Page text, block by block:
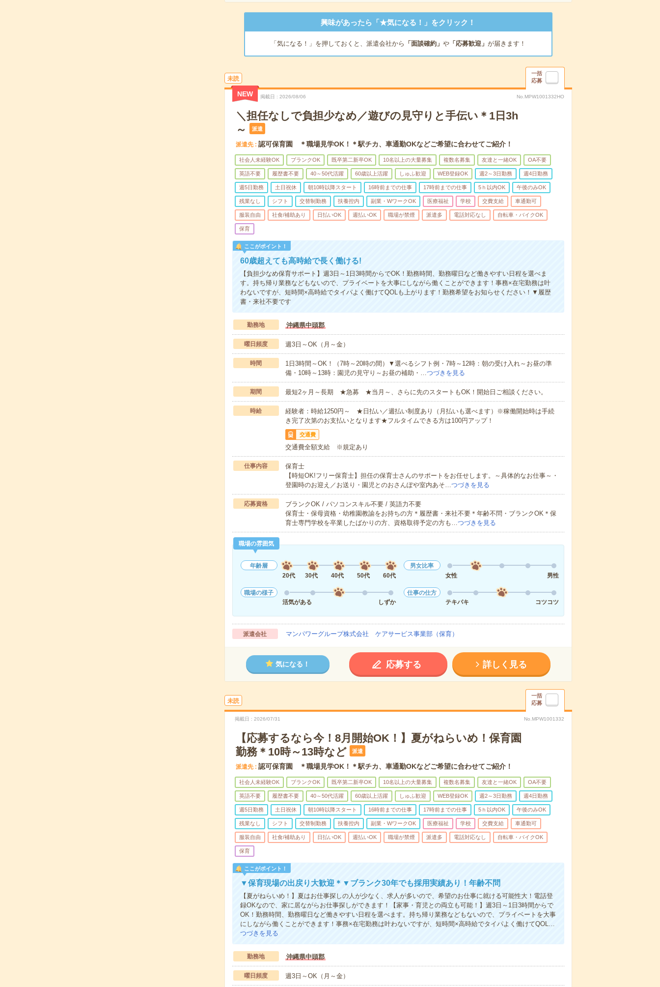
興味があったら「★気になる！」をクリック！
「気になる！」を押しておくと、派遣会社から 「面談確約」 や「応募歓迎」 が届きます！
未読
一括
応募
NEW 掲載日 2026/08/06 No.MPW1001332HO
＼担任なしで負担少なめ／遊びの見守りと手伝い＊1日3h
～
派遣
派遣先 認可保育園 ＊職場見学OK！＊駅チカ、車通勤OKなどご希望に合わせてご紹介！
社会人未経験OK ブランクOK 既卒第二新卒OK 10名以上の大量募集 複数名募集 友達と一緒OK OA不要
英語不要 履歴書不要 40～50代活躍 60歳以上活躍 しゅふ歓迎 WEB登録OK 週2～3日勤務 週4日勤務
週5日勤務 土日祝休 朝10時以降スタート 16時前までの仕事 17時前までの仕事 5ｈ以内OK 午後のみOK
残業なし シフト 交替制勤務 扶養控内 副業・WワークOK 医療福祉 学校 交費支給 車通勤可
服装自由 社食/補助あり 日払いOK 週払いOK 職場が禁煙 派遣多 電話対応なし 自転車・バイクOK
保育
ここがポイント！
60歳超えても高時給で長く働ける!
【負担少なめ保育サポート】週3日～1日3時間からでOK！勤務時間、勤務曜日など働きやすい日程を選べま
す。持ち帰り業務などもないので、プライベートを大事にしながら働くことができます！事務×在宅勤務は叶
わないですが、短時間×高時給でタイパよく働けてQOLも上がります！勤務希望をお知らせください！▼履歴
書・来社不要です
勤務地 沖縄県中頭郡
曜日頻度 週3日～OK（月～金）
時間
1日3時間～OK！（7時～20時の間）▼選べるシフト例・7時～12時：朝の受け入れ～お昼の準
備・10時～13時：園児の見守り～お昼の補助・…つづきを見る
期間 最短2ヶ月～長期 ★急募 ★当月～、さらに先のスタートもOK！開始日ご相談ください。
時給
経験者：時給1250円～ ★日払い／週払い制度あり（月払いも選べます）※稼働開始時は手続
き完了次第のお支払いとなります★フルタイムできる方は100円アップ！
交通費
交通費全額支給 ※規定あり
仕事内容
保育士
【時短OK!フリー保育士】担任の保育士さんのサポートをお任せします。～具体的なお仕事～・
登園時のお迎え／お送り・園児とのおさんぽや室内あそ…つづきを見る
応募資格
ブランクOK / パソコンスキル不要 / 英語力不要
保育士・保母資格・幼稚園教諭をお持ちの方＊履歴書・来社不要＊年齢不問・ブランクOK＊保
育士専門学校を卒業したばかりの方、資格取得予定の方も…つづきを見る
職場の雰囲気
年齢層
20代
30代 40代 50代 60代
男女比率
女性
男性
職場の様子
活気がある
しずか
仕事の仕方
テキパキ
コツコツ
派遣会社 マンパワーグループ株式会社 ケアサービス事業部（保育）
気になる！ 応募する 詳しく見る
未読
一括
応募
掲載日 2026/07/31 No.MPW1001332
【応募するなら今！8月開始OK！】夏がねらいめ！保育園
勤務＊10時～13時など
派遣
派遣先 認可保育園 ＊職場見学OK！＊駅チカ、車通勤OKなどご希望に合わせてご紹介！
社会人未経験OK ブランクOK 既卒第二新卒OK 10名以上の大量募集 複数名募集 友達と一緒OK OA不要
英語不要 履歴書不要 40～50代活躍 60歳以上活躍 しゅふ歓迎 WEB登録OK 週2～3日勤務 週4日勤務
週5日勤務 土日祝休 朝10時以降スタート 16時前までの仕事 17時前までの仕事 5ｈ以内OK 午後のみOK
残業なし シフト 交替制勤務 扶養控内 副業・WワークOK 医療福祉 学校 交費支給 車通勤可
服装自由 社食/補助あり 日払いOK 週払いOK 職場が禁煙 派遣多 電話対応なし 自転車・バイクOK
保育
ここがポイント！
▼保育現場の出戻り大歓迎＊▼ブランク30年でも採用実績あり！年齢不問
【夏がねらいめ！】夏はお仕事探しの人が少なく、求人が多いので、希望のお仕事に就ける可能性大！電話登
録OKなので、家に居ながらお仕事探しができます！【家事・育児との両立も可能！】週3日～1日3時間からで
OK！勤務時間、勤務曜日など働きやすい日程を選べます。持ち帰り業務などもないので、プライベートを大事
にしながら働くことができます！事務×在宅勤務は叶わないですが、短時間×高時給でタイパよく働けてQOL…
つづきを見る
勤務地 沖縄県中頭郡
曜日頻度 週3日～OK（月～金）